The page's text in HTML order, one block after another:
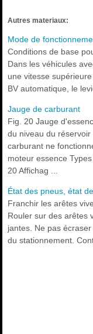
Autres materiaux:
Mode de
Conditions de base
Dans les véhicules
une vitesse
BV automatique, le
Jauge de carburant
Fig. 20 Jauge
du niveau du
carburant ne
moteur essence
20 Affichag ...
État des pneus, état
Franchir les arêtes
Rouler sur des arêtes
jantes. Ne pas
du stationnement.